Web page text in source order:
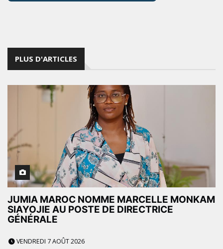
PLUS D'ARTICLES
JUMIA MAROC NOMME MARCELLE MONKAM
SIAYOJIE AU POSTE DE DIRECTRICE
GÉNÉRALE
VENDREDI 7 AOÛT 2026